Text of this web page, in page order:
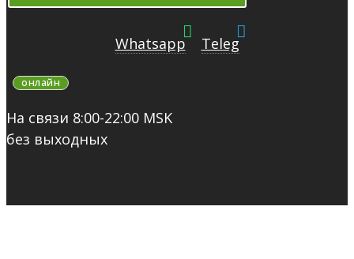
Whatsapp Teleg
онлайн
На связи 8:00-22:00 MSK
без выходных